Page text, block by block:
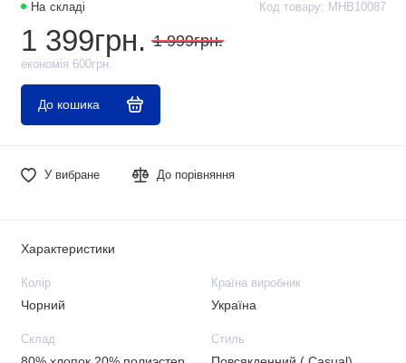
На складі Код товару: MHB10087
1 399грн. 1 999грн.
економія 600грн.
До кошика
У вибране До порівняння
Характеристики
Колір
Чорний
Країна виробник
Україна
Склад Стиль